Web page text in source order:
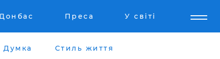
Преса У світі
Думка Стиль життя